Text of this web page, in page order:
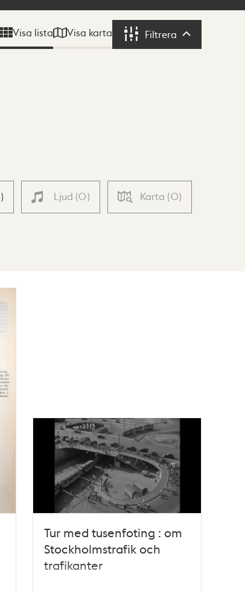
Visa lista Visa karta Filtrera Filtrera
) Ljud (0) Karta (0)
Tur med tusenfoting : om
Stockholmstrafik och
trafikanter